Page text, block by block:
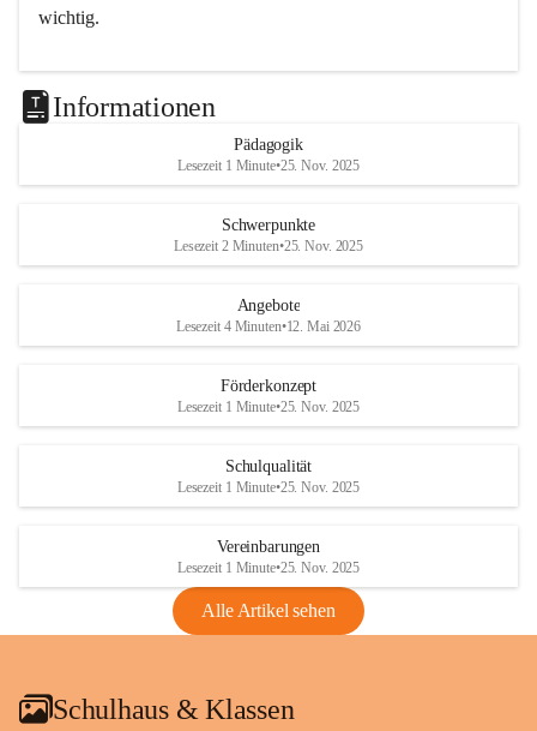
wichtig.
Informationen
Pädagogik
Lesezeit 1 Minute•25. Nov. 2025
Schwerpunkte
Lesezeit 2 Minuten•25. Nov. 2025
Angebote
Lesezeit 4 Minuten•12. Mai 2026
Förderkonzept
Lesezeit 1 Minute•25. Nov. 2025
Schulqualität
Lesezeit 1 Minute•25. Nov. 2025
Vereinbarungen
Lesezeit 1 Minute•25. Nov. 2025
Alle Artikel sehen
Schulhaus & Klassen